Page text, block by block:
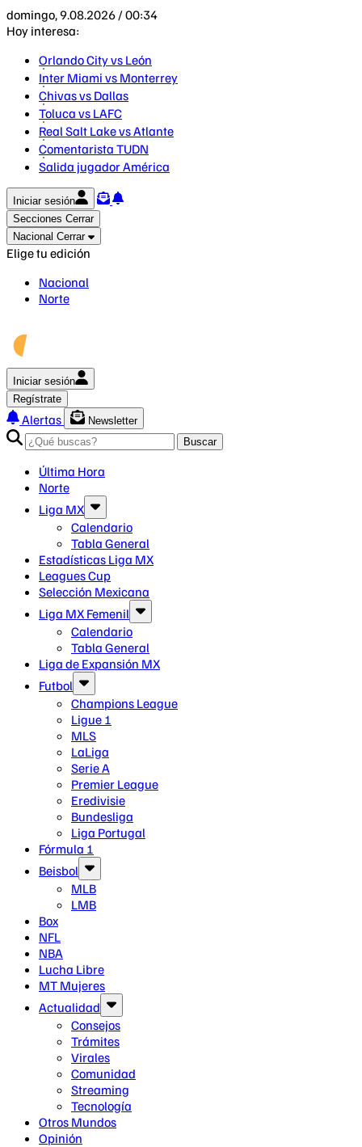
domingo, 9.08.2026 / 00:34
Hoy interesa:
Orlando City vs León
Inter Miami vs Monterrey
Chivas vs Dallas
Toluca vs LAFC
Real Salt Lake vs Atlante
Comentarista TUDN
Salida jugador América
Iniciar sesión
Secciones Cerrar
Nacional Cerrar
Elige tu edición
Nacional
Norte
Iniciar sesión
Regístrate
Alertas
Newsletter
Buscar
Última Hora
Norte
Liga MX
Calendario
Tabla General
Estadísticas Liga MX
Leagues Cup
Selección Mexicana
Liga MX Femenil
Calendario
Tabla General
Liga de Expansión MX
Futbol
Champions League
Ligue 1
MLS
LaLiga
Serie A
Premier League
Eredivisie
Bundesliga
Liga Portugal
Fórmula 1
Beisbol
MLB
LMB
Box
NFL
NBA
Lucha Libre
MT Mujeres
Actualidad
Consejos
Trámites
Virales
Comunidad
Streaming
Tecnología
Otros Mundos
Opinión